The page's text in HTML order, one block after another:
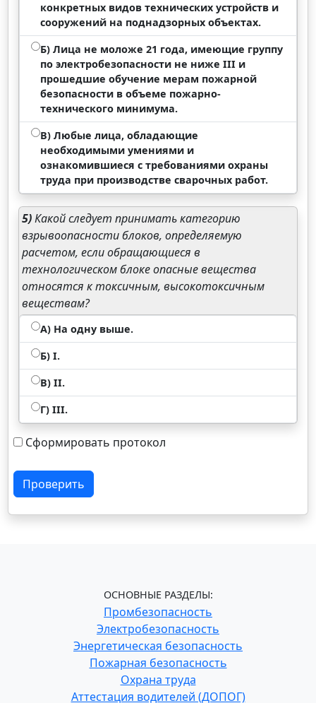
конкретных видов технических устройств и
сооружений на поднадзорных объектах.
Б) Лица не моложе 21 года, имеющие группу
по электробезопасности не ниже III и
прошедшие обучение мерам пожарной
безопасности в объеме пожарно-
технического минимума.
В) Любые лица, обладающие
необходимыми умениями и
ознакомившиеся с требованиями охраны
труда при производстве сварочных работ.
5)Какой следует принимать категорию
взрывоопасности блоков, определяемую
расчетом, если обращающиеся в
технологическом блоке опасные вещества
относятся к токсичным, высокотоксичным
веществам?
А) На одну выше.
Б) I.
В) II.
Г) III.
Сформировать протокол
Проверить
ОСНОВНЫЕ РАЗДЕЛЫ:
Промбезопасность
Электробезопасность
Энергетическая безопасность
Пожарная безопасность
Охрана труда
Аттестация водителей (ДОПОГ)